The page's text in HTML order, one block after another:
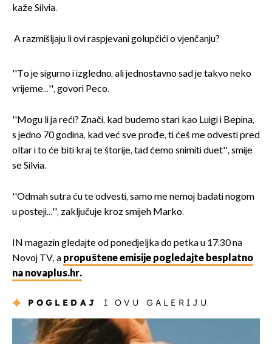
kaže Silvia.
A razmišljaju li ovi raspjevani golupčići o vjenčanju?
''To je sigurno i izgledno, ali jednostavno sad je takvo neko
vrijeme...'', govori Peco.
''Mogu li ja reći? Znači, kad budemo stari kao Luigi i Bepina,
s jedno 70 godina, kad već sve prođe, ti ćeš me odvesti pred
oltar i to će biti kraj te štorije, tad ćemo snimiti duet'', smije
se Silvia.
''Odmah sutra ću te odvesti, samo me nemoj badati nogom
u posteji...'', zaključuje kroz smijeh Marko.
IN magazin gledajte od ponedjeljka do petka u 17:30 na
Novoj TV, a propuštene emisije pogledajte besplatno
na novaplus.hr.
POGLEDAJ I OVU GALERIJU